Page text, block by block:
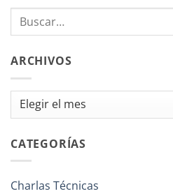
ARCHIVOS
Archivos
CATEGORÍAS
Charlas Técnicas